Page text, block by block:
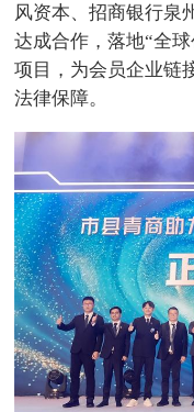
风资本、招商银行泉
达成合作，落地“全
项目，为会员企业链
法律保障。